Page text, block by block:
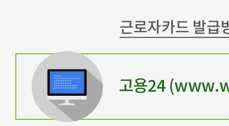
근로자카드 발급
고용24